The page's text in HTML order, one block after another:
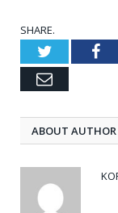
SHARE.
Twitter
Email
ABOUT AUTHOR